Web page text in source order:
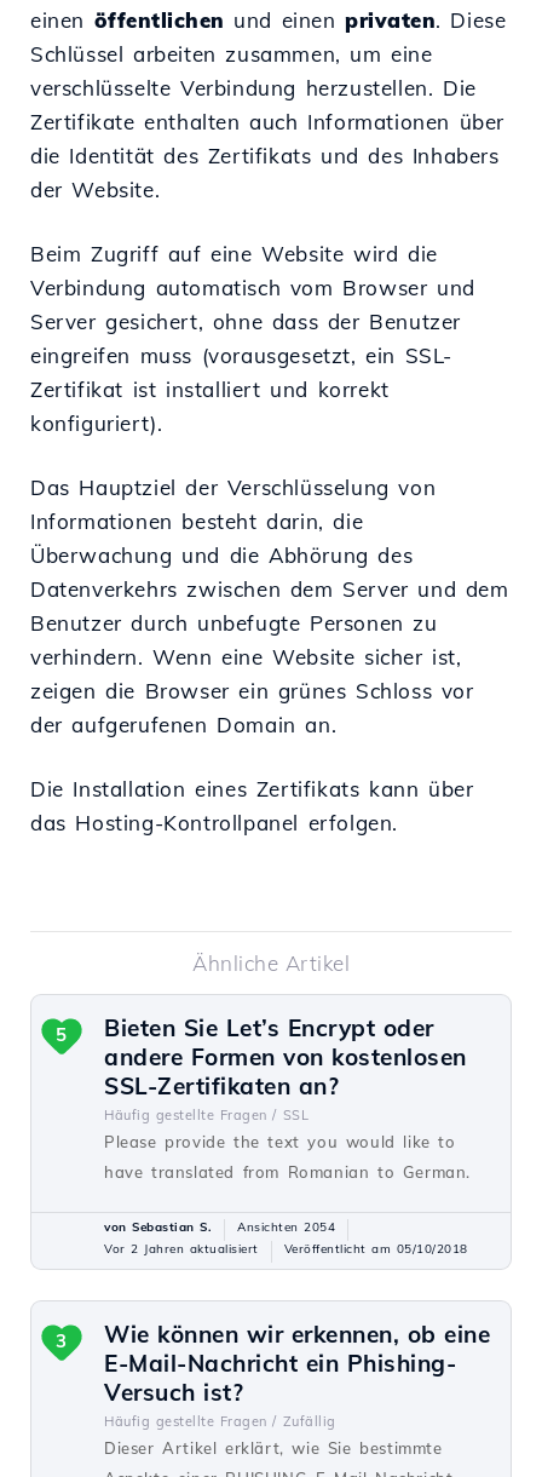
einen öffentlichen und einenprivaten. Diese
Schlüssel arbeiten zusammen, um eine
verschlüsselte Verbindung herzustellen. Die
Zertifikate enthalten auch Informationen über
die Identität des Zertifikats und des Inhabers
der Website.
Beim Zugriff auf eine Website wird die
Verbindung automatisch vom Browser und
Server gesichert, ohne dass der Benutzer
eingreifen muss (vorausgesetzt, ein SSL-
Zertifikat ist installiert und korrekt
konfiguriert).
Das Hauptziel der Verschlüsselung von
Informationen besteht darin, die
Überwachung und die Abhörung des
Datenverkehrs zwischen dem Server und dem
Benutzer durch unbefugte Personen zu
verhindern. Wenn eine Website sicher ist,
zeigen die Browser ein grünes Schloss vor
der aufgerufenen Domain an.
Die Installation eines Zertifikats kann über
das Hosting-Kontrollpanel erfolgen.
Ähnliche Artikel
Bieten Sie Let’s Encrypt oder
andere Formen von kostenlosen
SSL-Zertifikaten an?
Häufig gestellte Fragen / SSL
Please provide the text you would like to
have translated from Romanian to German.
5
von Sebastian S.
Ansichten 2054
Vor 2 Jahren aktualisiert
Veröffentlicht am 05/10/2018
Wie können wir erkennen, ob eine
E-Mail-Nachricht ein Phishing-
Versuch ist?
Häufig gestellte Fragen / Zufällig
Dieser Artikel erklärt, wie Sie bestimmte
3